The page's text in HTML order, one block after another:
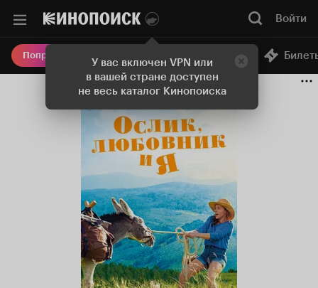
У вас включен VPN или
в вашей стране доступен
не весь каталог Кинопоиска
Войти
Попробовать Плюс Онлайн-кинотеатр